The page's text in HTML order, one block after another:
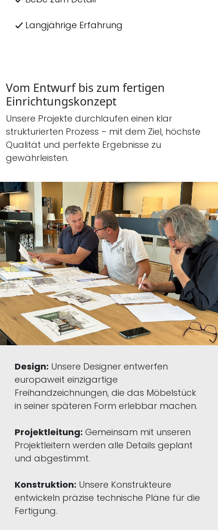
Langjährige Erfahrung
Vom Entwurf bis zum fertigen
Einrichtungskonzept
Unsere Projekte durchlaufen einen klar
strukturierten Prozess – mit dem Ziel, höchste
Qualität und perfekte Ergebnisse zu
gewährleisten.
Design: Unsere Designer entwerfen
europaweit einzigartige
Freihandzeichnungen, die das Möbelstück
in seiner späteren Form erlebbar machen.
Projektleitung: Gemeinsam mit unseren
Projektleitern werden alle Details geplant
und abgestimmt.
Konstruktion: Unsere Konstrukteure
entwickeln präzise technische Pläne für die
Fertigung.